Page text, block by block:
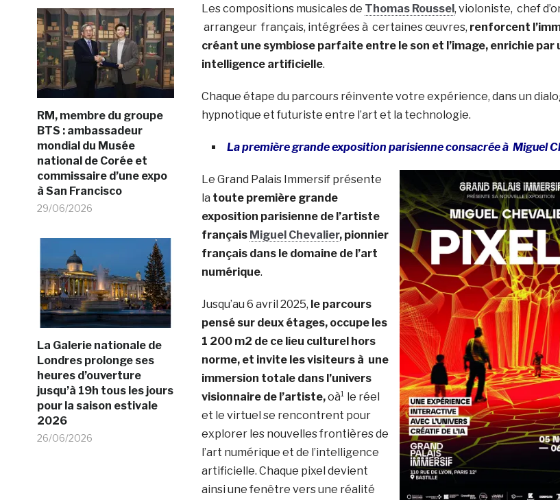
RM, membre du groupe
BTS : ambassadeur
mondial du Musée
national de Corée et
commissaire d’une expo
à San Francisco
29/06/2026
La Galerie nationale de
Londres prolonge ses
heures d’ouverture
jusqu’à 19h tous les jours
pour la saison estivale
2026
26/06/2026
Les compositions musicales de Thomas Roussel, violoniste, chef
arrangeur français, intégrées à certaines œuvres, renforcent
créant une symbiose parfaite entre le son et l’image, enrichie par
intelligence artificielle.
Chaque étape du parcours réinvente votre expérience, dans un
hypnotique et futuriste entre l’art et la technologie.
La première grande exposition parisienne consacrée à Miguel
Le Grand Palais Immersif présente
la toute première grande
exposition parisienne de l’artiste
français Miguel Chevalier, pionnier
français dans le domaine de l’art
numérique.
Jusqu’au 6 avril 2025, le parcours
pensé sur deux étages, occupe les
1 200 m2 de ce lieu culturel hors
norme, et invite les visiteurs à une
immersion totale dans l’univers
visionnaire de l’artiste,oà¹ le réel
et le virtuel se rencontrent pour
explorer les nouvelles frontières de
l’art numérique et de l’intelligence
artificielle. Chaque pixel devient
ainsi une fenêtre vers une réalité